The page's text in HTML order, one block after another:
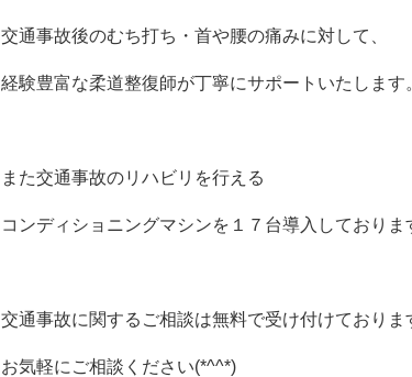
交通事故後のむち打ち・首や腰の痛みに対して、
経験豊富な柔道整復師が丁寧にサポートいたします
また交通事故のリハビリを行える
コンディショニングマシンを１７台導入しておりま
交通事故に関するご相談は無料で受け付けておりま
お気軽にご相談ください(*^^*)